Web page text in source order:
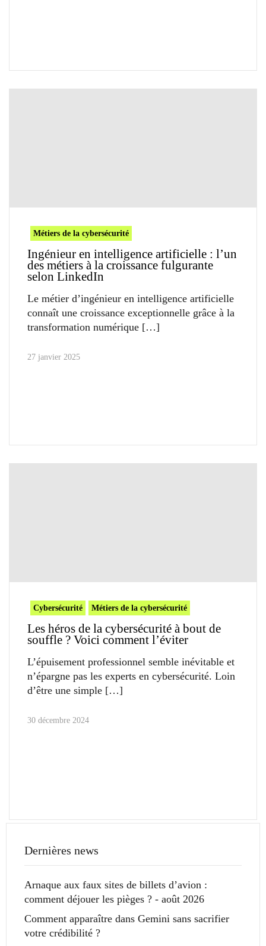
Métiers de la cybersécurité
Ingénieur en intelligence artificielle : l’un
des métiers à la croissance fulgurante
selon LinkedIn
Le métier d’ingénieur en intelligence artificielle
connaît une croissance exceptionnelle grâce à la
transformation numérique
27 janvier 2025
Cybersécurité Métiers de la cybersécurité
Les héros de la cybersécurité à bout de
souffle ? Voici comment l’éviter
L’épuisement professionnel semble inévitable et
n’épargne pas les experts en cybersécurité. Loin
d’être une simple
30 décembre 2024
Dernières news
Arnaque aux faux sites de billets d’avion :
comment déjouer les pièges ? - août 2026
Comment apparaître dans Gemini sans sacrifier
votre crédibilité ?